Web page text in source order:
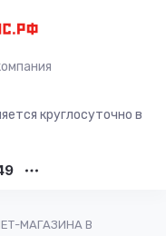
круглосуточно в
МАГАЗИНА В